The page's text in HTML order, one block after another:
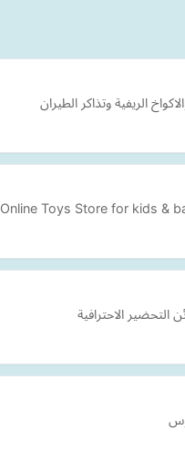
الريفية وتذاكر الطيران
Online Toys Store for kids &